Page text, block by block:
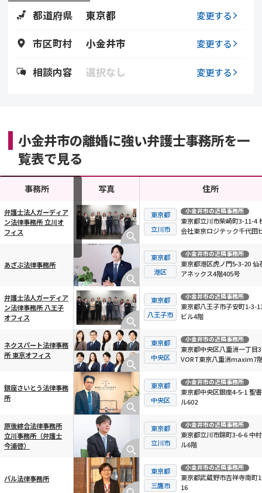
離婚の相談先
その他の男女問題
都道府県 東京都 変更する
市区町村 小金井市 変更する
相談内容 選択なし 変更する
小金井市の離婚に強い弁護士事務所を一
覧表で見る
横スクロール可能
事務所 写真 住所
弁護士法人ガーディア
ン法律事務所 立川オ
フィス
東京都
立川市
小金井市の近隣事務所
東京都立川市柴崎町3-11-4
会社東京ロジテック千代田
あざぶ法律事務所
東京都
港区
小金井市の近隣事務所
東京都港区虎ノ門5-3-20 仙
アネックス4階405号
弁護士法人ガーディア
ン法律事務所 八王子
オフィス
東京都
八王子市
小金井市の近隣事務所
東京都八王子市子安町1-3-
ビル4階
ネクスパート法律事務
所 東京オフィス
東京都
中央区
小金井市の近隣事務所
東京都中央区八重洲一丁目
VORT東京八重洲maxim7
銀座さいとう法律事務
所
東京都
中央区
小金井市の近隣事務所
東京都中央区銀座4-5-1 聖
ル602
原後綜合法律事務所
立川事務所（弁護士
今浦啓）
東京都
立川市
小金井市の近隣事務所
東京都立川市錦町3-6-6 中
ル6階
パル法律事務所
東京都
三鷹市
小金井市の近隣事務所
東京都武蔵野市吉祥寺南町
16